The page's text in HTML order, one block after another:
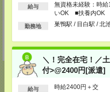
給与
無資格未経験：時
いOK ■扶養内OK
以上
勤務地 巣鴨駅 / 目白駅 / 北
＼！完全在宅！／
付>@2400円[派遣]
給与 時給2400円＋交
埼玉県さいたま市大宮区仲町2-23-
TEL：0120-921-871
担当：採用担当者
受付可能日時：9:30-19:00 ※電話